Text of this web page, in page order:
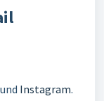
und Instagram.